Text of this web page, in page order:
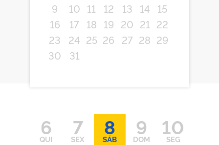
9
10 11 12 13 14
15
16
17 18 19 20 21
22
23
24 25 26 27 28 29
30
31
6
QUI
7
SEX
8
SÁB
9
DOM
10
SEG